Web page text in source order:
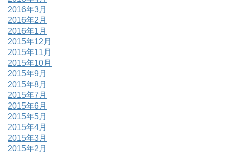
2016年3月
2016年2月
2016年1月
2015年12月
2015年11月
2015年10月
2015年9月
2015年8月
2015年7月
2015年6月
2015年5月
2015年4月
2015年3月
2015年2月